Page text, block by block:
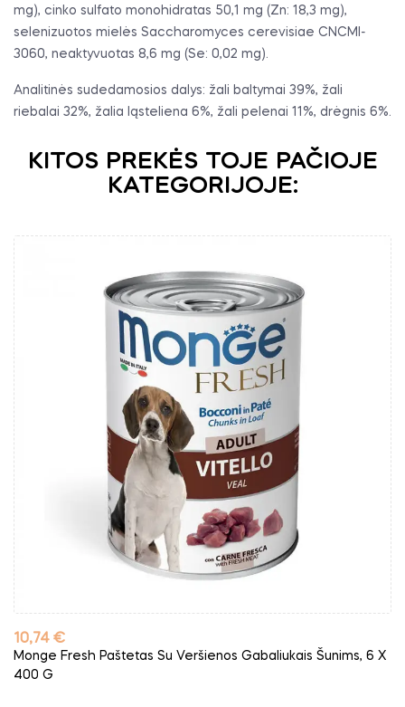
mg), cinko sulfato monohidratas 50,1 mg (Zn: 18,3 mg),
selenizuotos mielės Saccharomyces cerevisiae CNCMI-
3060, neaktyvuotas 8,6 mg (Se: 0,02 mg).
Analitinės sudedamosios dalys: žali baltymai 39%, žali
riebalai 32%, žalia ląsteliena 6%, žali pelenai 11%, drėgnis 6%.
KITOS PREKĖS TOJE PAČIOJE
KATEGORIJOJE:
Kaina
10,74 €
Monge Fresh Paštetas Su Veršienos Gabaliukais Šunims, 6 X
400 G